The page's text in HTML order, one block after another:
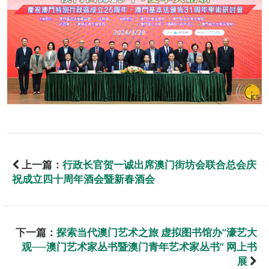
上一篇： 行政长官贺一诚出席澳门街坊会联合总会庆
祝成立四十周年酒会暨新春酒会
下一篇： 探索当代澳门艺术之旅 虚拟图书馆办“濠艺大
观──澳门艺术家丛书暨澳门青年艺术家丛书” 网上书
展